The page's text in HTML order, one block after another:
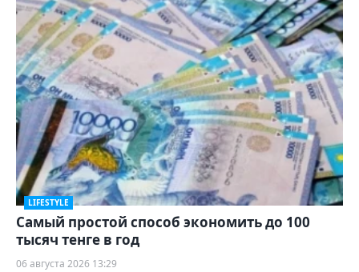
LIFESTYLE
Самый простой способ экономить до 100
тысяч тенге в год
06 августа 2026 13:29